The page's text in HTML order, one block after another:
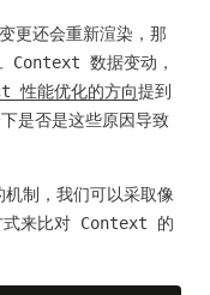
还会重新渲染，那
Context 数据变动，
性能优化的方向提到
是否是这些原因导致
制，我们可以采取像
式来比对 Context 的